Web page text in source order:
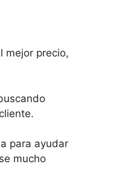
mejor precio,
para ayudar
mucho